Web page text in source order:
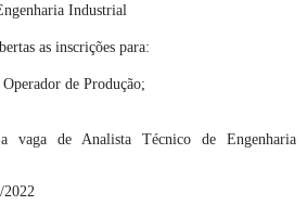
Industrial
as inscrições para:
de Produção;
vaga de Analista Técnico de Engenharia
2022